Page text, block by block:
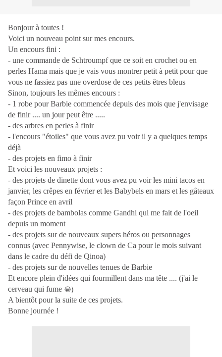
Bonjour à toutes !
Voici un nouveau point sur mes encours.
Un encours fini :
- une commande de Schtroumpf que ce soit en crochet ou en
perles Hama mais que je vais vous montrer petit à petit pour que
vous ne fassiez pas une overdose de ces petits êtres bleus
Sinon, toujours les mêmes encours :
- 1 robe pour Barbie commencée depuis des mois que j'envisage
de finir .... un jour peut être .....
- des arbres en perles à finir
- l'encours "étoiles" que vous avez pu voir il y a quelques temps
déjà
- des projets en fimo à finir
Et voici les nouveaux projets :
- des projets de dinette dont vous avez pu voir les mini tacos en
janvier, les crêpes en février et les Babybels en mars et les gâteaux
façon Prince en avril
- des projets de bambolas comme Gandhi qui me fait de l'oeil
depuis un moment
- des projets sur de nouveaux supers héros ou personnages
connus (avec Pennywise, le clown de Ca pour le mois suivant
dans le cadre du défi de Qinoa)
- des projets sur de nouvelles tenues de Barbie
Et encore plein d'idées qui fourmillent dans ma tête .... (j'ai le
cerveau qui fume 😂)
A bientôt pour la suite de ces projets.
Bonne journée !